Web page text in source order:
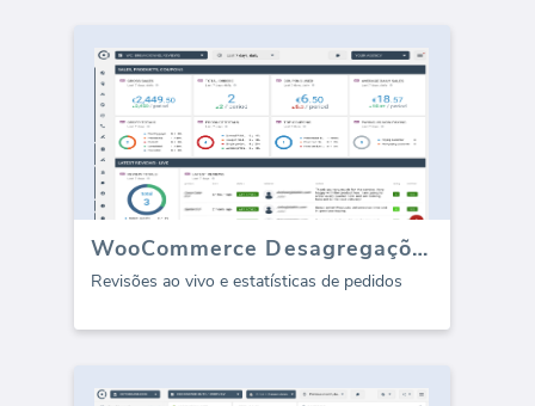
WooCommerce Desagregações / Avaliações
Revisões ao vivo e estatísticas de pedidos